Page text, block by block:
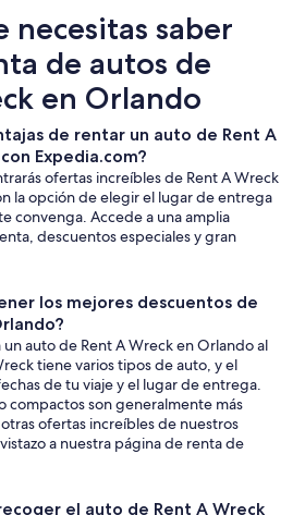
necesitas saber
de autos de
en Orlando
de rentar un auto de Rent A
Expedia.com?
ofertas increíbles de Rent A Wreck
la opción de elegir el lugar de entrega
convenga. Accede a una amplia
descuentos especiales y gran
los mejores descuentos de
auto de Rent A Wreck en Orlando al
tiene varios tipos de auto, y el
de tu viaje y el lugar de entrega.
compactos son generalmente más
ofertas increíbles de nuestros
a nuestra página de renta de
el auto de Rent A Wreck